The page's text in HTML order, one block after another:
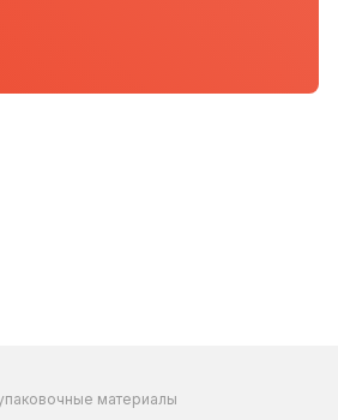
материалы